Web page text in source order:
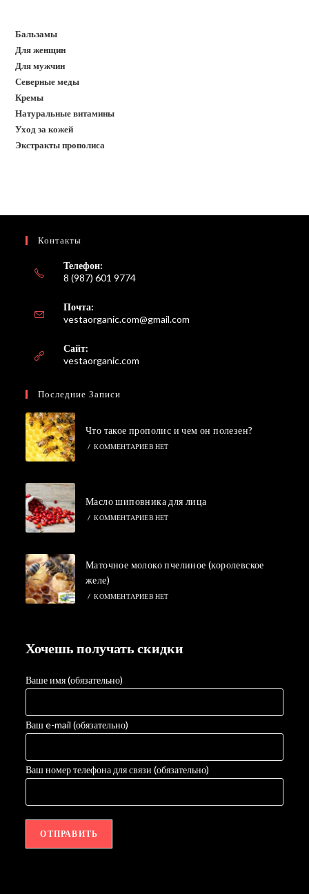
Бальзамы
Для женщин
Для мужчин
Северные меды
Кремы
Натуральные витамины
Уход за кожей
Экстракты прополиса
Контакты
Телефон:
8 (987) 601 9774
Почта:
vestaorganic.com@gmail.com
Сайт:
vestaorganic.com
Последние Записи
Что такое прополис и чем он полезен?
/ КОММЕНТАРИЕВ НЕТ
Масло шиповника для лица
/ КОММЕНТАРИЕВ НЕТ
Маточное молоко пчелиное (королевское
желе)
/ КОММЕНТАРИЕВ НЕТ
Хочешь получать скидки
Ваше имя (обязательно)
Ваш e-mail (обязательно)
Ваш номер телефона для связи (обязательно)